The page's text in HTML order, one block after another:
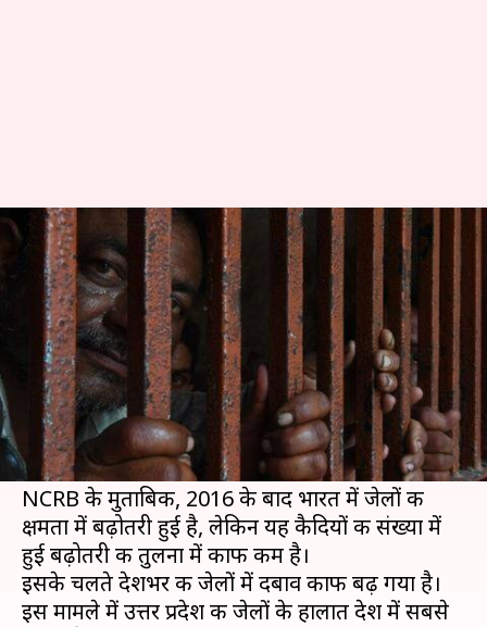
क्षमता से ज्यादा भरी हैं देश की जेलें,
जानिये क्या कहते हैं आंकड़े
लेखन प्रमोद कुमार Jan 13, 2020 07:01 pm
क्या है खबर?
भारत की जेलों में क्षमता से अधिक कैदी भरे हुए हैं। नेशनल
क्राइम रिकॉर्ड ब्यूरो (NCRB) के आंकड़े भी इसकी पुष्टि
करते हैं।
NCRB के मुताबिक, 2016 के बाद भारत में जेलों की
क्षमता में बढ़ोतरी हुई है, लेकिन यह कैदियों की संख्या में
हुई बढ़ोतरी की तुलना में काफी कम है।
इसके चलते देशभर की जेलों में दबाव काफी बढ़ गया है।
इस मामले में उत्तर प्रदेश की जेलों के हालात देश में सबसे